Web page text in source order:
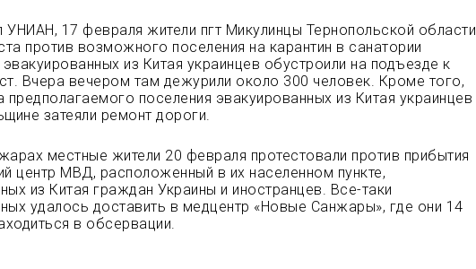
17 февраля жители пгт Микулинцы Тернопольской области
против возможного поселения на карантин в санатории
из Китая украинцев обустроили на подъезде к
Вчера вечером там дежурили около 300 человек. Кроме того,
предполагаемого поселения эвакуированных из Китая украинцев
затеяли ремонт дороги.
местные жители 20 февраля протестовали против прибытия
центр МВД, расположенный в их населенном пункте,
из Китая граждан Украины и иностранцев. Все-таки
удалось доставить в медцентр «Новые Санжары», где они 14
в обсервации.